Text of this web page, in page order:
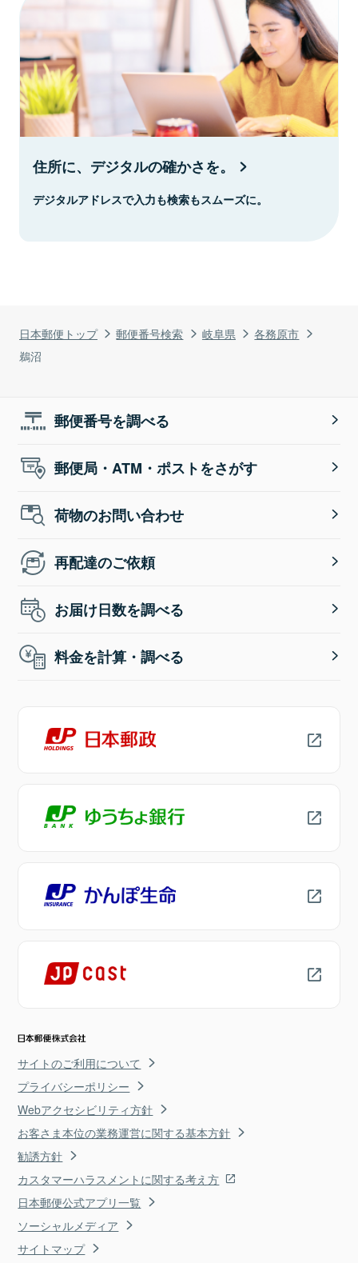
日本郵便トップ 郵便番号検索 岐阜県
各務原市
鵜沼
住所に、デジタルの確かさを。
デジタルアドレスで入力も検索もスムーズに。
郵便番号を調べる
郵便局・ATM・ポストをさがす
荷物のお問い合わせ
再配達のご依頼
お届け日数を調べる
料金を計算・調べる
サイトのご利用について
プライバシーポリシー
Webアクセシビリティ方針
お客さま本位の業務運営に関する基本方針
勧誘方針
カスタマーハラスメントに関する考え方
日本郵便公式アプリ一覧
ソーシャルメディア
サイトマップ